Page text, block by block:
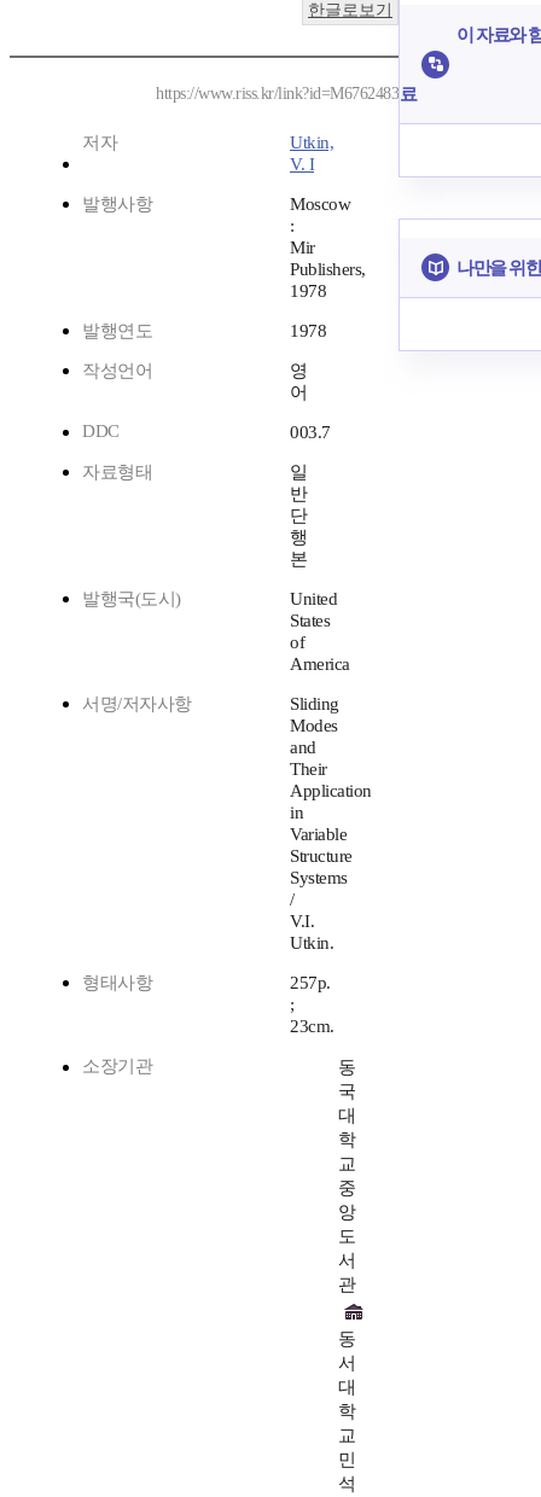
한글로보기
https://www.riss.kr/link?id=M6762483
저자
Utkin,
V. I
발행사항
Moscow
:
Mir
Publishers,
1978
발행연도 1978
작성언어
영
어
DDC
003.7
자료형태
일
반
단
행
본
발행국(도시)
United
States
of
America
서명/저자사항
Sliding
Modes
and
Their
Application
in
Variable
Structure
Systems
/
V.I.
Utkin.
형태사항
257p.
;
23cm.
소장기관
동
국
대
학
교
중
앙
도
서
관
동
서
대
학
교
민
석
이 자료와
료
나만을 위